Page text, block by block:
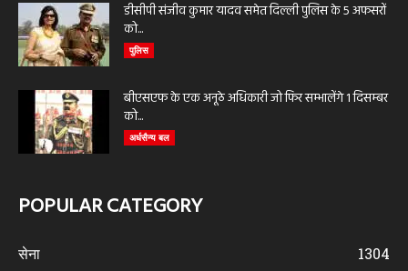
डीसीपी संजीव कुमार यादव समेत दिल्ली पुलिस के 5 अफसरों
को...
पुलिस
बीएसएफ के एक अनूठे अधिकारी जो फिर सम्भालेंगे 1 दिसम्बर
को...
अर्धसैन्य बल
POPULAR CATEGORY
सेना
1304